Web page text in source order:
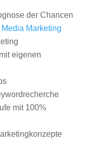
der Chancen
Marketing
eigenen
mit 100%